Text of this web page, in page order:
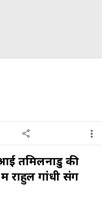
तमिलनाडु की
राहुल गांधी संग